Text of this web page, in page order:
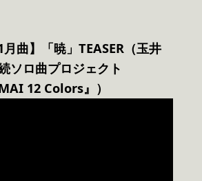
曲】「暁」TEASER（玉井
ソロ曲プロジェクト
12 Colors』）